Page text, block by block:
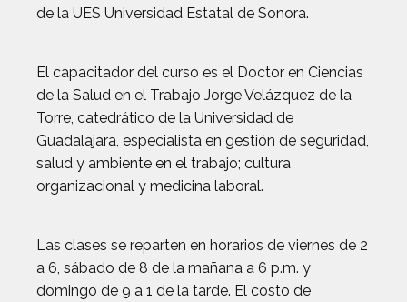
de la UES Universidad Estatal de Sonora.
El capacitador del curso es el Doctor en Ciencias
de la Salud en el Trabajo Jorge Velázquez de la
Torre, catedrático de la Universidad de
Guadalajara, especialista en gestión de seguridad,
salud y ambiente en el trabajo; cultura
organizacional y medicina laboral.
Las clases se reparten en horarios de viernes de 2
a 6, sábado de 8 de la mañana a 6 p.m. y
domingo de 9 a 1 de la tarde. El costo de